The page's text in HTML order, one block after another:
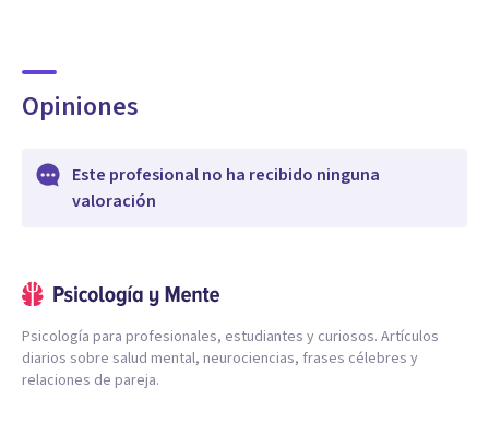
Opiniones
Este profesional no ha recibido ninguna
valoración
Psicología para profesionales, estudiantes y curiosos. Artículos
diarios sobre salud mental, neurociencias, frases célebres y
relaciones de pareja.